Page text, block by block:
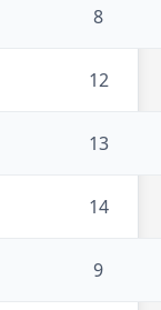
8
12
13
14
9